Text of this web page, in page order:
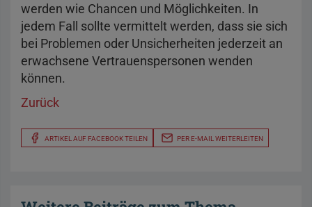
werden wie Chancen und Möglichkeiten. In
jedem Fall sollte vermittelt werden, dass sie sich
bei Problemen oder Unsicherheiten jederzeit an
erwachsene Vertrauenspersonen wenden
können.
Zurück
ARTIKEL AUF FACEBOOK TEILEN PER E-MAIL WEITERLEITEN